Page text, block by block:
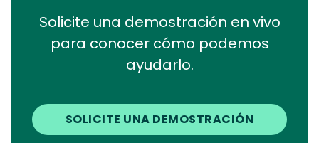
Solicite una demostración en vivo
para conocer cómo podemos
ayudarlo.
SOLICITE UNA DEMOSTRACIÓN